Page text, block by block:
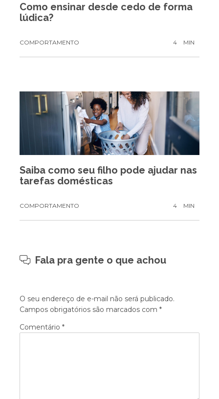
Como ensinar desde cedo de forma
lúdica?
COMPORTAMENTO 4 MIN
Saiba como seu filho pode ajudar nas
tarefas domésticas
COMPORTAMENTO 4 MIN
Fala pra gente o que achou
O seu endereço de e-mail não será publicado.
Campos obrigatórios são marcados com *
Comentário *